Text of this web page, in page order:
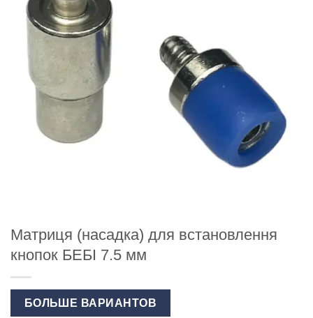
Матриця (насадка) для встановлення
кнопок БЕБІ 7.5 мм
БОЛЬШЕ ВАРИАНТОВ